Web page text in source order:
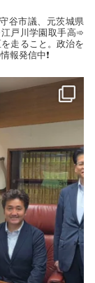
谷市議、元茨城県
戸川学園取手高➾
走ること。政治を
報発信中❗